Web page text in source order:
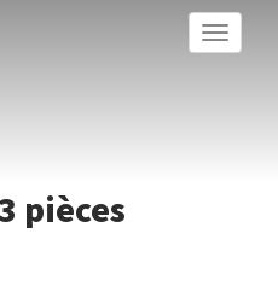
Toggle
pièces